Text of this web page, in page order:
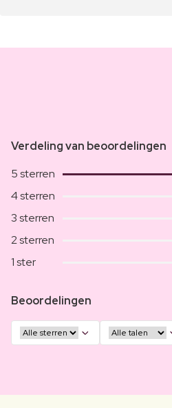
Verdeling van beoordelingen
5 sterren
4 sterren
3 sterren
2 sterren
1 ster
Beoordelingen